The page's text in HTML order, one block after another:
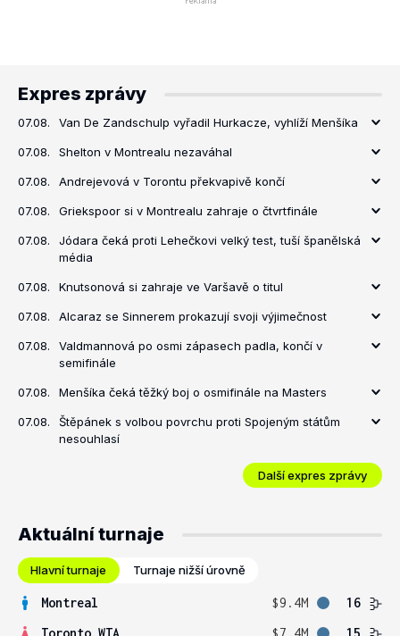
Expres zprávy
07.08. Van De Zandschulp vyřadil Hurkacze, vyhlíží Menšíka
07.08. Shelton v Montrealu nezaváhal
07.08. Andrejevová v Torontu překvapivě končí
07.08. Griekspoor si v Montrealu zahraje o čtvrtfinále
07.08.
Jódara čeká proti Lehečkovi velký test, tuší španělská
média
07.08. Knutsonová si zahraje ve Varšavě o titul
07.08. Alcaraz se Sinnerem prokazují svoji výjimečnost
07.08.
Valdmannová po osmi zápasech padla, končí v
semifinále
07.08. Menšíka čeká těžký boj o osmifinále na Masters
07.08.
Štěpánek s volbou povrchu proti Spojeným státům
nesouhlasí
Další expres zprávy
Aktuální turnaje
Hlavní turnaje Turnaje nižší úrovně
Montreal $9.4M
16
Toronto WTA
$7.4M 15